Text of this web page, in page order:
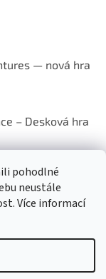
pohodlné
neustále
Více informací
— nová hra
– Desková hra
Česku